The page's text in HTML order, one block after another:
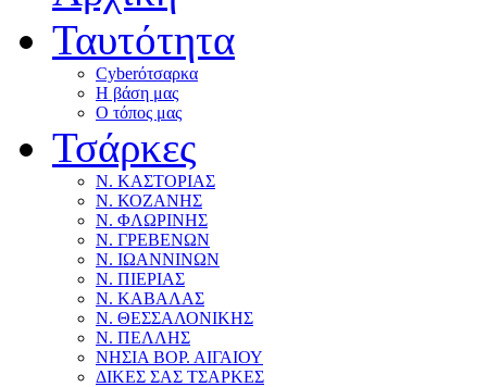
Ταυτότητα
Cyberότσαρκα
Η βάση μας
Ο τόπος μας
Τσάρκες
Ν. ΚΑΣΤΟΡΙΑΣ
Ν. ΚΟΖΑΝΗΣ
Ν. ΦΛΩΡΙΝΗΣ
Ν. ΓΡΕΒΕΝΩΝ
Ν. ΙΩΑΝΝΙΝΩΝ
Ν. ΠΙΕΡΙΑΣ
Ν. ΚΑΒΑΛΑΣ
Ν. ΘΕΣΣΑΛΟΝΙΚΗΣ
Ν. ΠΕΛΛΗΣ
ΝΗΣΙΑ ΒΟΡ. ΑΙΓΑΙΟΥ
ΔΙΚΕΣ ΣΑΣ ΤΣΑΡΚΕΣ